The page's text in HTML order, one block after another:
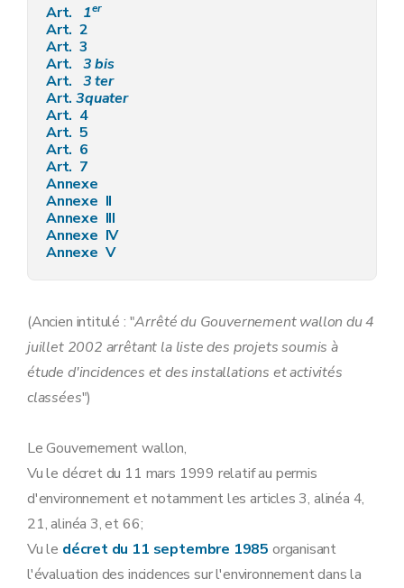
Art. 1er
Art. 2
Art. 3
Art. 3bis
Art. 3ter
Art.3quater
Art. 4
Art. 5
Art. 6
Art. 7
Annexe
Annexe II
Annexe III
Annexe IV
Annexe V
(Ancien intitulé : "Arrêté du Gouvernement wallon du 4
juillet 2002 arrêtant la liste des projets soumis à
étude d'incidences et des installations et activités
classées")
Le Gouvernement wallon,
Vu le décret du 11 mars 1999 relatif au permis
d'environnement et notamment les articles 3, alinéa 4,
21, alinéa 3, et 66;
Vu le décret du 11 septembre 1985 organisant
l'évaluation des incidences sur l'environnement dans la